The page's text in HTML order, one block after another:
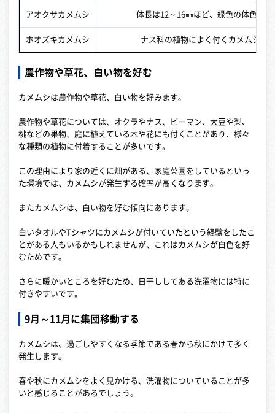
アオクサカメムシ 体長は12～16㎜ほど、緑色の体色で
ホオズキカメムシ ナス科の植物によく付くカメムシで
農作物や草花、白い物を好む
カメムシは農作物や草花、白い物を好みます。
農作物や草花については、オクラやナス、ピーマン、大豆や梨、
桃などの果物、庭に植えている木や花にも付くことがあり、様々
な種類の植物に付着することが多いです。
この理由により家の近くに畑がある、家庭菜園をしているといっ
た環境では、カメムシが発生する確率が高くなります。
またカメムシは、白い物を好む傾向にあります。
白いタオルやTシャツにカメムシが付いていたという経験をしたこ
とがある人もいるかもしれませんが、これはカメムシが白色を好
むためです。
さらに暖かいところを好むため、日干ししてある洗濯物には特に
付きやすいです。
9月～11月に集団移動する
カメムシは、過ごしやすくなる季節である春から秋にかけて多く
発生します。
春や秋にカメムシをよく見かける、洗濯物についていることが多
いと感じることがあるでしょう。